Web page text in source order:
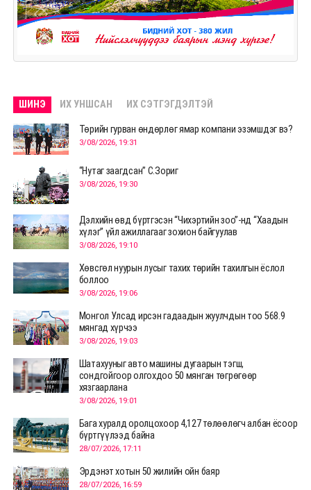
ШИНЭ ИХ УНШСАН ИХ СЭТГЭГДЭЛТЭЙ
Төрийн гурван өндөрлөг ямар компани эзэмшдэг вэ?
3/08/2026, 19:31
“Нутаг заагдсан” С.Зориг
3/08/2026, 19:30
Дэлхийн өвд бүртгэсэн “Чихэртийн зоо”-нд “Хаадын
хүлэг” үйл ажиллагааг зохион байгуулав
3/08/2026, 19:10
Хөвсгөл нуурын лусыг тахих төрийн тахилгын ёслол
боллоо
3/08/2026, 19:06
Монгол Улсад ирсэн гадаадын жуулчдын тоо 568.9
мянгад хүрчээ
3/08/2026, 19:03
Шатахууныг авто машины дугаарын тэгш,
сондгойгоор олгохдоо 50 мянган төгрөгөөр
хязгаарлана
3/08/2026, 19:01
Бага хуралд оролцохоор 4,127 төлөөлөгч албан ёсоор
бүртгүүлээд байна
28/07/2026, 17:11
Эрдэнэт хотын 50 жилийн ойн баяр
28/07/2026, 16:59